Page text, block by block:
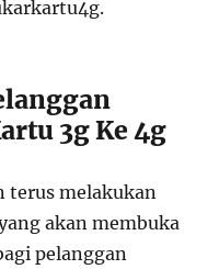
3g Ke 4g
terus melakukan
akan membuka
pelanggan